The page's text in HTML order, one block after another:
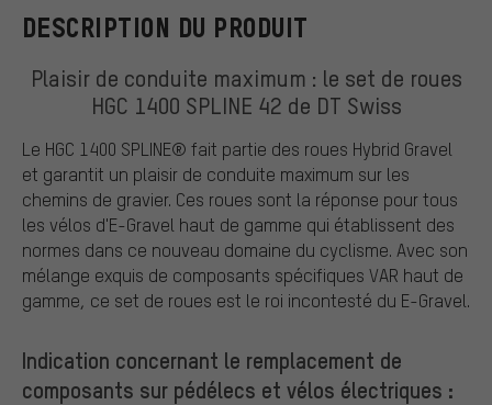
DESCRIPTION DU PRODUIT
Plaisir de conduite maximum : le set de roues
HGC 1400 SPLINE 42 de DT Swiss
Le HGC 1400 SPLINE® fait partie des roues Hybrid Gravel
et garantit un plaisir de conduite maximum sur les
chemins de gravier. Ces roues sont la réponse pour tous
les vélos d'E-Gravel haut de gamme qui établissent des
normes dans ce nouveau domaine du cyclisme. Avec son
mélange exquis de composants spécifiques VAR haut de
gamme, ce set de roues est le roi incontesté du E-Gravel.
Indication concernant le remplacement de
composants sur pédélecs et vélos électriques :